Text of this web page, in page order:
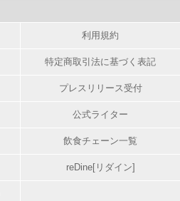
利用規約
特定商取引法に基づく表記
プレスリリース受付
公式ライター
飲食チェーン一覧
reDine[リダイン]